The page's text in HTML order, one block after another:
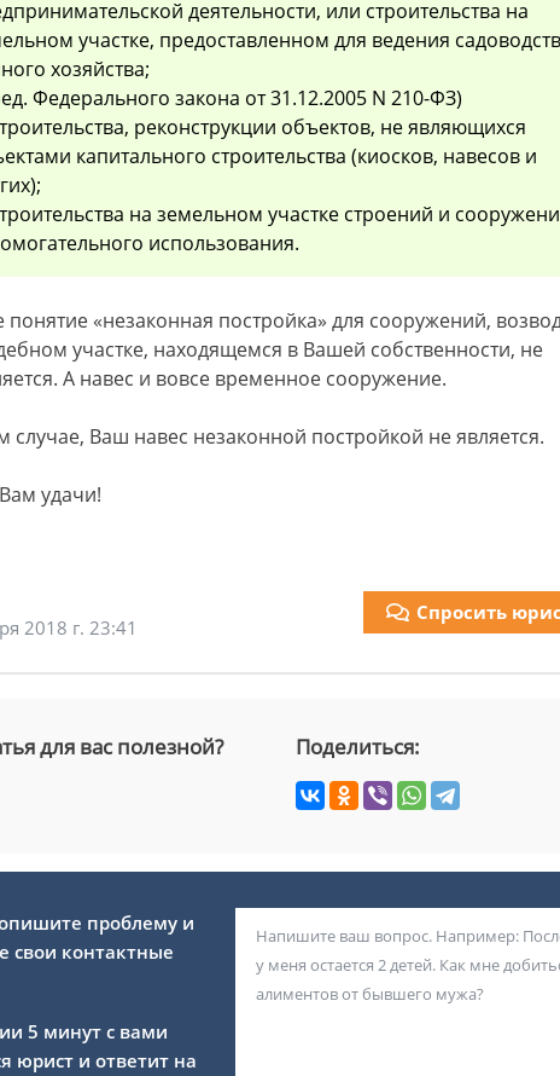
деятельности, или строительства на
участке, предоставленном для ведения
хозяйства;
Федерального закона от 31.12.2005 N 210-ФЗ)
реконструкции объектов, не являющихся
капитального строительства (киосков, навесов и
на земельном участке строений и
использования.
«незаконная постройка» для сооружений,
участке, находящемся в Вашей собственности, не
А навес и вовсе временное сооружение.
случае, Ваш навес незаконной постройкой не является.
удачи!
2018 г. 23:41
Спросить
для вас полезной? Поделиться:
проблему и
свои контактные
5 минут с вами
юрист и ответит на